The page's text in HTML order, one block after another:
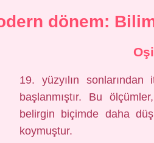
dönem:
19. yüzyılın
başlanmıştır. Bu
belirgin biçimde daha
koymuştur.